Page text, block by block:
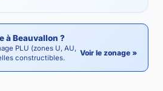
à Beauvallon ?
PLU (zones U, AU,
constructibles.
Voir le zonage »